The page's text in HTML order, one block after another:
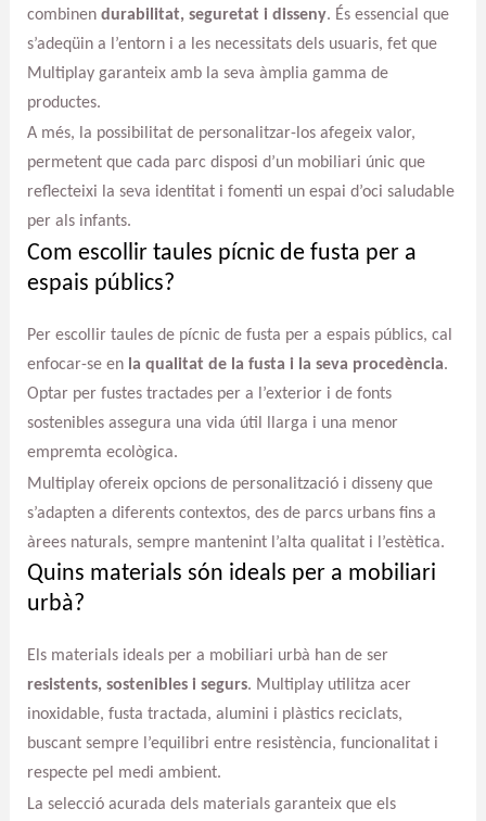
combinen durabilitat, seguretat i disseny. És essencial que
s’adeqüin a l’entorn i a les necessitats dels usuaris, fet que
Multiplay garanteix amb la seva àmplia gamma de
productes.
A més, la possibilitat de personalitzar-los afegeix valor,
permetent que cada parc disposi d’un mobiliari únic que
reflecteixi la seva identitat i fomenti un espai d’oci saludable
per als infants.
Com escollir taules pícnic de fusta per a
espais públics?
Per escollir taules de pícnic de fusta per a espais públics, cal
enfocar-se en la qualitat de la fusta i la seva procedència.
Optar per fustes tractades per a l’exterior i de fonts
sostenibles assegura una vida útil llarga i una menor
empremta ecològica.
Multiplay ofereix opcions de personalització i disseny que
s’adapten a diferents contextos, des de parcs urbans fins a
àrees naturals, sempre mantenint l’alta qualitat i l’estètica.
Quins materials són ideals per a mobiliari
urbà?
Els materials ideals per a mobiliari urbà han de ser
resistents, sostenibles i segurs. Multiplay utilitza acer
inoxidable, fusta tractada, alumini i plàstics reciclats,
buscant sempre l’equilibri entre resistència, funcionalitat i
respecte pel medi ambient.
La selecció acurada dels materials garanteix que els